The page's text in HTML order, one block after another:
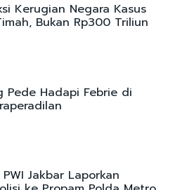
Kerugian Negara Kasus
Bukan Rp300 Triliun
Pede Hadapi Febrie di
Jakbar Laporkan